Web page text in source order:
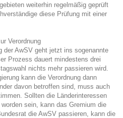
weiterhin regelmäßig geprüft
diese Prüfung mit einer
Verordnung
der AwSV geht jetzt ins sogenannte
Prozess dauert mindestens drei
nichts mehr passieren wird.
kann die Verordnung dann
davon betroffen sind, muss auch
Sollten die Länderinteressen
sein, kann das Gremium die
die AwSV passieren, kann die